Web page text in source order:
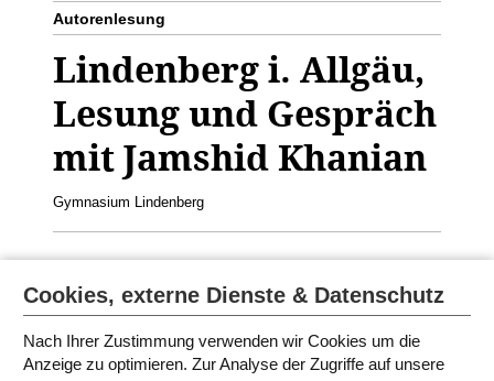
Autorenlesung
Lindenberg i. Allgäu,
Lesung und Gespräch
mit Jamshid Khanian
Gymnasium Lindenberg
undYounis und der Walfisch.Geeignet für die 9.-11. Klasse
Cookies, externe Dienste & Datenschutz
Nach Ihrer Zustimmung verwenden wir Cookies um die
Anzeige zu optimieren. Zur Analyse der Zugriffe auf unsere